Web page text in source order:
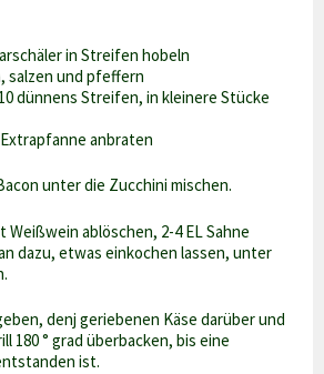
in Streifen hobeln
salzen und pfeffern
dünnens Streifen, in kleinere Stücke
anbraten
unter die Zucchini mischen.
Weißwein ablöschen, 2-4 EL Sahne
dazu, etwas einkochen lassen, unter
denj geriebenen Käse darüber und
180 ° grad überbacken, bis eine
ist.